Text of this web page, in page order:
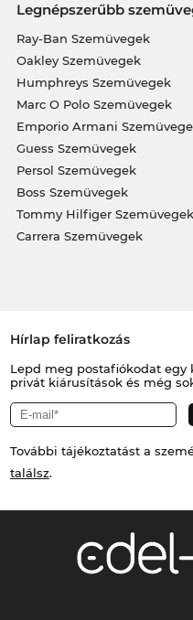
Legnépszerűbb
Ray-Ban Szemüvegek
Oakley Szemüvegek
Humphreys Szemüvegek
Marc O Polo Szemüvegek
Emporio Armani
Guess Szemüvegek
Persol Szemüvegek
Boss Szemüvegek
Tommy Hilfiger Szemüvegek
Carrera Szemüvegek
Hírlap feliratkozás
Lepd meg postafiókodat egy
privát kiárusítások és még
További tájékoztatást a
találsz.